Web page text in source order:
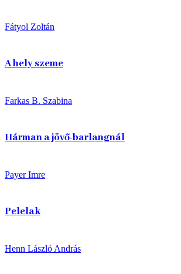
Fátyol Zoltán
A hely szeme
Farkas B. Szabina
Hárman a jövő-barlangnál
Payer Imre
Pelelak
Henn László András